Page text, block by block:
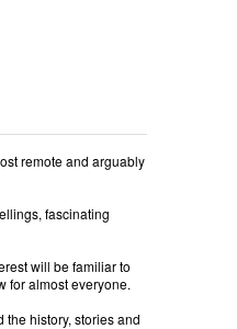
remote and arguably
fascinating
will be familiar to
for almost everyone.
history, stories and